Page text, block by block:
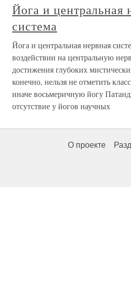
Йога и центральная
система
Йога и центральная нервная
воздействии на центральную
достижения глубоких
конечно, нельзя не отметить
иначе восьмеричную йогу
отсутствие у йогов научных
О проекте